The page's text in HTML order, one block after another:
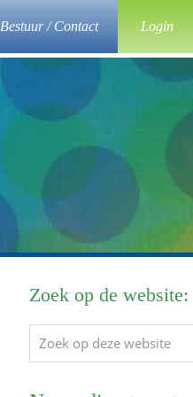
Bestuur / Contact Login
Primaire
Sidebar
Zoek op de website:
Zoek
op